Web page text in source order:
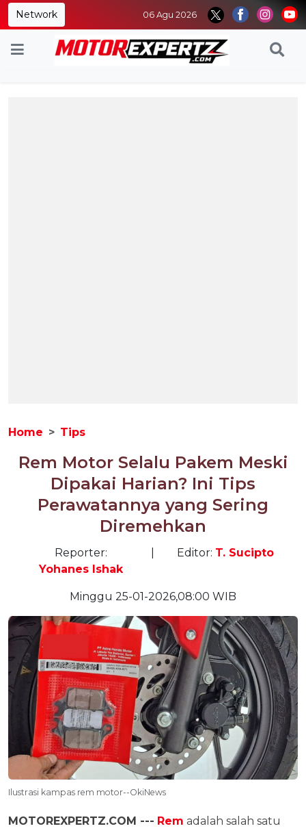
Network 06 Agu 2026
Home Tips
Rem Motor Selalu Pakem Meski
Dipakai Harian? Ini Tips
Perawatannya yang Sering
Diremehkan
Reporter:
Yohanes Ishak
Editor: T. Sucipto
Minggu 25-01-2026,08:00 WIB
Ilustrasi kampas rem motor--OkiNews
MOTOREXPERTZ.COM --- Rem adalah salah satu